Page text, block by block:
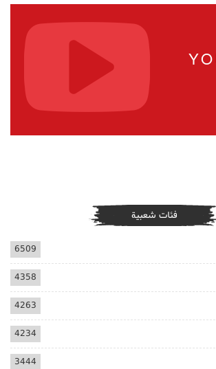
فئات شعبية
6509
4358
4263
4234
3444